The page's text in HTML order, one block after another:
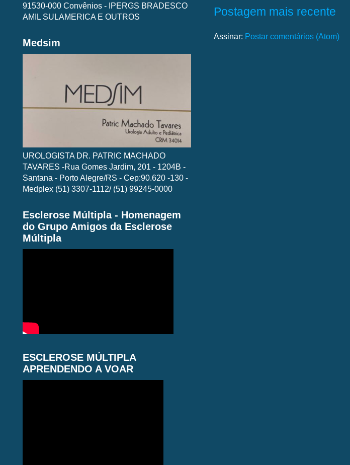
Postagem mais recente
Assinar: Postar comentários (Atom)
91530-000 Convênios - IPERGS BRADESCO
AMIL SULAMERICA E OUTROS
Medsim
UROLOGISTA DR. PATRIC MACHADO
TAVARES -Rua Gomes Jardim, 201 - 1204B -
Santana - Porto Alegre/RS - Cep:90.620 -130 -
Medplex (51) 3307-1112/ (51) 99245-0000
Esclerose Múltipla - Homenagem
do Grupo Amigos da Esclerose
Múltipla
ESCLEROSE MÚLTIPLA
APRENDENDO A VOAR